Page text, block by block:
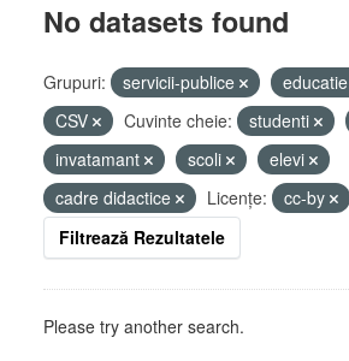
No datasets found
Grupuri: servicii-publice educatie
CSV
Cuvinte cheie: studenti
invatamant
scoli
elevi
cadre didactice
Licenţe:
cc-by
Filtrează Rezultatele
Please try another search.